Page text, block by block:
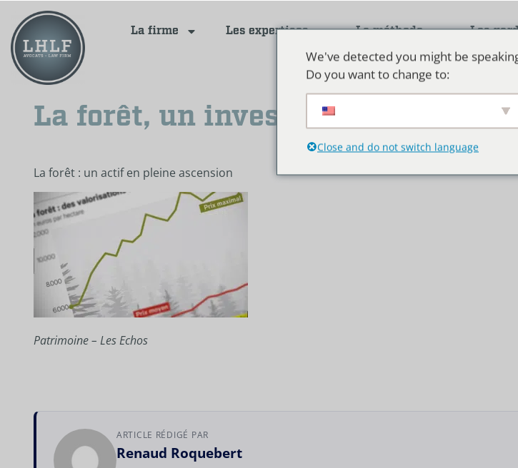
La firme Les expertises La méthode Les
LHLF
La forêt, un investissement
La forêt : un actif en pleine ascension
Patrimoine – Les Echos
ARTICLE RÉDIGÉ PAR
Renaud Roquebert
We've detected you might be
Do you want to change to:
Close and do not switch language